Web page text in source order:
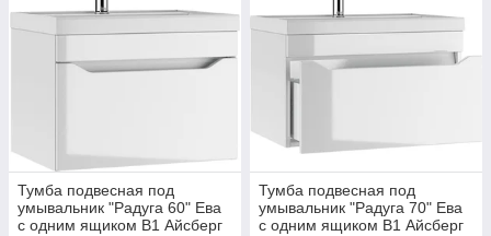
Тумба подвесная под
умывальник "Радуга 60" Ева
с одним ящиком В1 Айсберг
Тумба подвесная под
умывальник "Радуга 70" Ева
с одним ящиком В1 Айсберг